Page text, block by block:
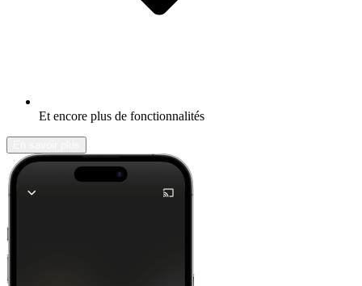
Et encore plus de fonctionnalités